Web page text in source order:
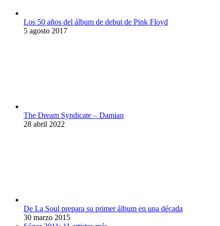
Los 50 años del álbum de debut de Pink Floyd
5 agosto 2017
The Dream Syndicate – Damian
28 abril 2022
De La Soul prepara su primer álbum en una década
30 marzo 2015